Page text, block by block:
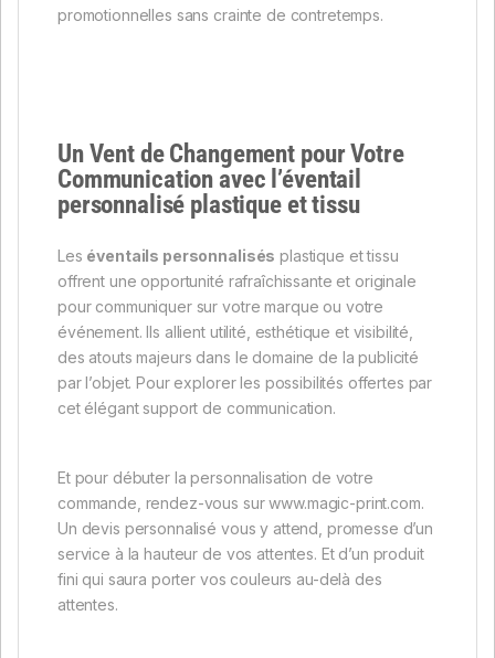
promotionnelles sans crainte de contretemps.
Un Vent de Changement pour Votre
Communication avec l’éventail
personnalisé plastique et tissu
Les éventails personnalisés plastique et tissu
offrent une opportunité rafraîchissante et originale
pour communiquer sur votre marque ou votre
événement. Ils allient utilité, esthétique et visibilité,
des atouts majeurs dans le domaine de la publicité
par l’objet. Pour explorer les possibilités offertes par
cet élégant support de communication.
Et pour débuter la personnalisation de votre
commande, rendez-vous sur www.magic-print.com.
Un devis personnalisé vous y attend, promesse d’un
service à la hauteur de vos attentes. Et d’un produit
fini qui saura porter vos couleurs au-delà des
attentes.